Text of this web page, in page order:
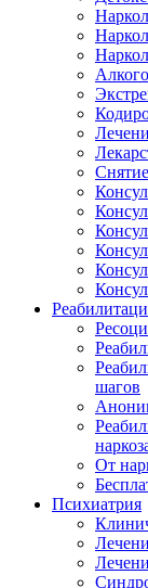
шагов
От
Психиатрия